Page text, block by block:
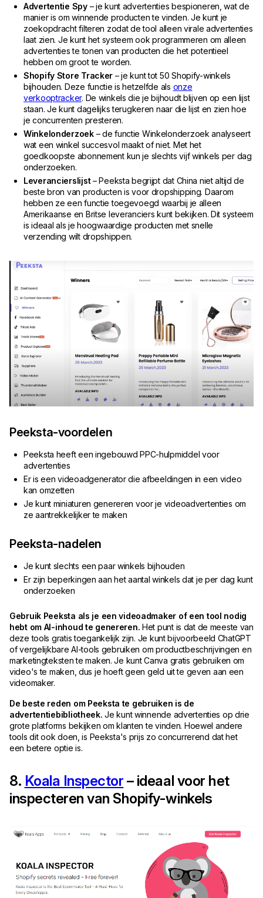
Advertentie Spy– je kunt advertenties bespioneren, wat de
manier is om winnende producten te vinden. Je kunt je
zoekopdracht filteren zodat de tool alleen virale advertenties
laat zien. Je kunt het systeem ook programmeren om alleen
advertenties te tonen van producten die het potentieel
hebben om groot te worden.
Shopify Store Tracker – je kunt tot 50 Shopify-winkels
bijhouden. Deze functie is hetzelfde als onze
verkooptracker. De winkels die je bijhoudt blijven op een lijst
staan. Je kunt dagelijks terugkeren naar die lijst en zien hoe
je concurrenten presteren.
Winkelonderzoek– de functie Winkelonderzoek analyseert
wat een winkel succesvol maakt of niet. Met het
goedkoopste abonnement kun je slechts vijf winkels per dag
onderzoeken.
Leverancierslijst– Peeksta begrijpt dat China niet altijd de
beste bron van producten is voor dropshipping. Daarom
hebben ze een functie toegevoegd waarbij je alleen
Amerikaanse en Britse leveranciers kunt bekijken. Dit systeem
is ideaal als je hoogwaardige producten met snelle
verzending wilt dropshippen.
Peeksta-voordelen
Peeksta heeft een ingebouwd PPC-hulpmiddel voor
advertenties
Er is een videoadgenerator die afbeeldingen in een video
kan omzetten
Je kunt miniaturen genereren voor je videoadvertenties om
ze aantrekkelijker te maken
Peeksta-nadelen
Je kunt slechts een paar winkels bijhouden
Er zijn beperkingen aan het aantal winkels dat je per dag kunt
onderzoeken
Gebruik Peeksta als je een videoadmaker of een tool nodig
hebt om AI-inhoud te genereren.Het punt is dat de meeste van
deze tools gratis toegankelijk zijn. Je kunt bijvoorbeeld ChatGPT
of vergelijkbare AI-tools gebruiken om productbeschrijvingen en
marketingteksten te maken. Je kunt Canva gratis gebruiken om
video's te maken, dus je hoeft geen geld uit te geven aan een
videomaker.
De beste reden om Peeksta te gebruiken is de
advertentiebibliotheek. Je kunt winnende advertenties op drie
grote platforms bekijken om klanten te vinden. Hoewel andere
tools dit ook doen, is Peeksta's prijs zo concurrerend dat het
een betere optie is.
8. Koala Inspector – ideaal voor het
inspecteren van Shopify-winkels